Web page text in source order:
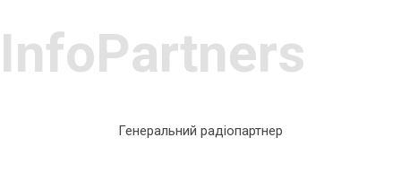
InfoPartners
Генеральний радіопартнер